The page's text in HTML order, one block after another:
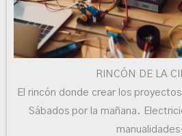
RINCÓN DE LA
El rincón donde crear los
Sábados por la mañana.